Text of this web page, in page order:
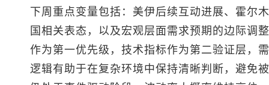
下周重点变量包括：美伊后续互动进展、霍尔
国相关表态，以及宏观层面需求预期的边际调
作为第一优先级，技术指标作为第二验证层，
逻辑有助于在复杂环境中保持清晰判断，避免